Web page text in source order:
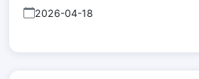
2026-04-18